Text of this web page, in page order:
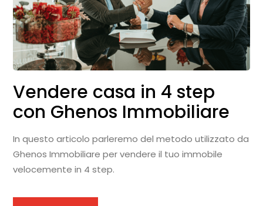
Vendere casa in 4 step
con Ghenos Immobiliare
In questo articolo parleremo del metodo utilizzato da
Ghenos Immobiliare per vendere il tuo immobile
velocemente in 4 step.